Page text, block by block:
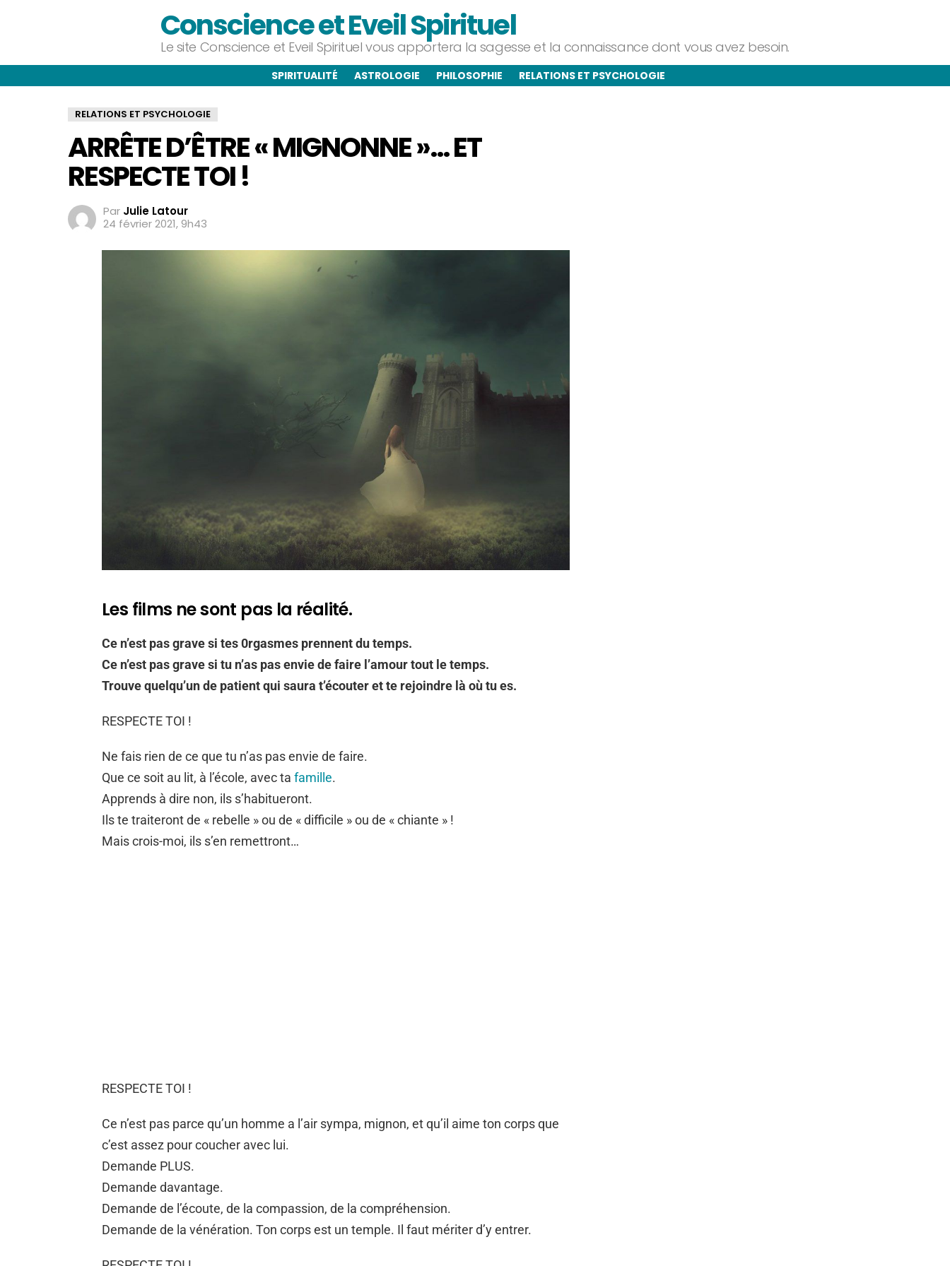
Conscience et Eveil Spirituel
Le site Conscience et Eveil Spirituel vous apportera la sagesse et la connaissance dont vous avez besoin.
SPIRITUALITÉ ASTROLOGIE PHILOSOPHIE RELATIONS ET PSYCHOLOGIE
RELATIONS ET PSYCHOLOGIE
ARRÊTE D’ÊTRE « MIGNONNE »… ET
RESPECTE TOI !
Par Julie Latour
24 février 2021, 9h43
Les films ne sont pas la réalité.
Ce n’est pas grave si tes 0rgasmes prennent du temps.
Ce n’est pas grave si tu n’as pas envie de faire l’amour tout le temps.
Trouve quelqu’un de patient qui saura t’écouter et te rejoindre là où tu es.
RESPECTE TOI !
Ne fais rien de ce que tu n’as pas envie de faire.
Que ce soit au lit, à l’école, avec ta famille.
Apprends à dire non, ils s’habitueront.
Ils te traiteront de « rebelle » ou de « difficile » ou de « chiante » !
Mais crois-moi, ils s’en remettront…
RESPECTE TOI !
Ce n’est pas parce qu’un homme a l’air sympa, mignon, et qu’il aime ton corps que
c’est assez pour coucher avec lui.
Demande PLUS.
Demande davantage.
Demande de l’écoute, de la compassion, de la compréhension.
Demande de la vénération. Ton corps est un temple. Il faut mériter d’y entrer.